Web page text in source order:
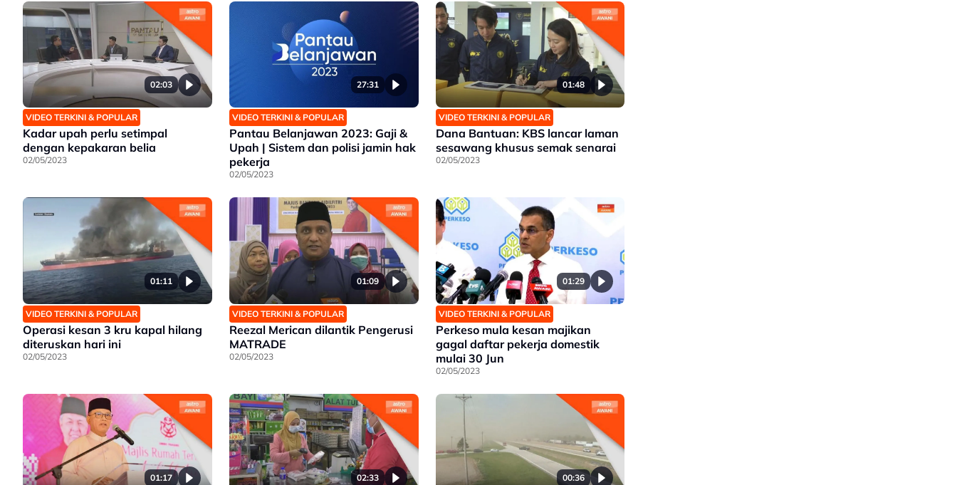
02:03
VIDEO TERKINI & POPULAR
Kadar upah perlu setimpal
dengan kepakaran belia
02/05/2023
27:31
VIDEO TERKINI & POPULAR
Pantau Belanjawan 2023: Gaji &
Upah | Sistem dan polisi jamin hak
pekerja
02/05/2023
01:48
VIDEO TERKINI & POPULAR
Dana Bantuan: KBS lancar laman
sesawang khusus semak senarai
02/05/2023
01:11
VIDEO TERKINI & POPULAR
Operasi kesan 3 kru kapal hilang
diteruskan hari ini
02/05/2023
01:09
VIDEO TERKINI & POPULAR
Reezal Merican dilantik Pengerusi
MATRADE
02/05/2023
01:29
VIDEO TERKINI & POPULAR
Perkeso mula kesan majikan
gagal daftar pekerja domestik
mulai 30 Jun
02/05/2023
01:17 02:33 00:36